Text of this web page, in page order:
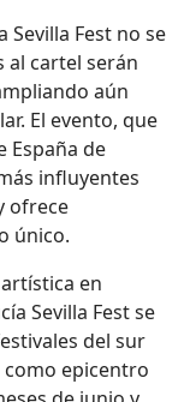
Sevilla Fest no se
al cartel serán
aún
El evento, que
España de
influyentes
ofrece
único.
en
Sevilla Fest se
del sur
como epicentro